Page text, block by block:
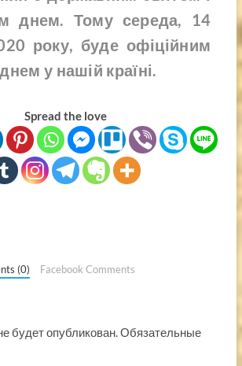
днем. Тому середа, 14
року, буде офіційним
у нашій країні.
Spread the love
(0) Facebook Comments
будет опубликован.Обязательные